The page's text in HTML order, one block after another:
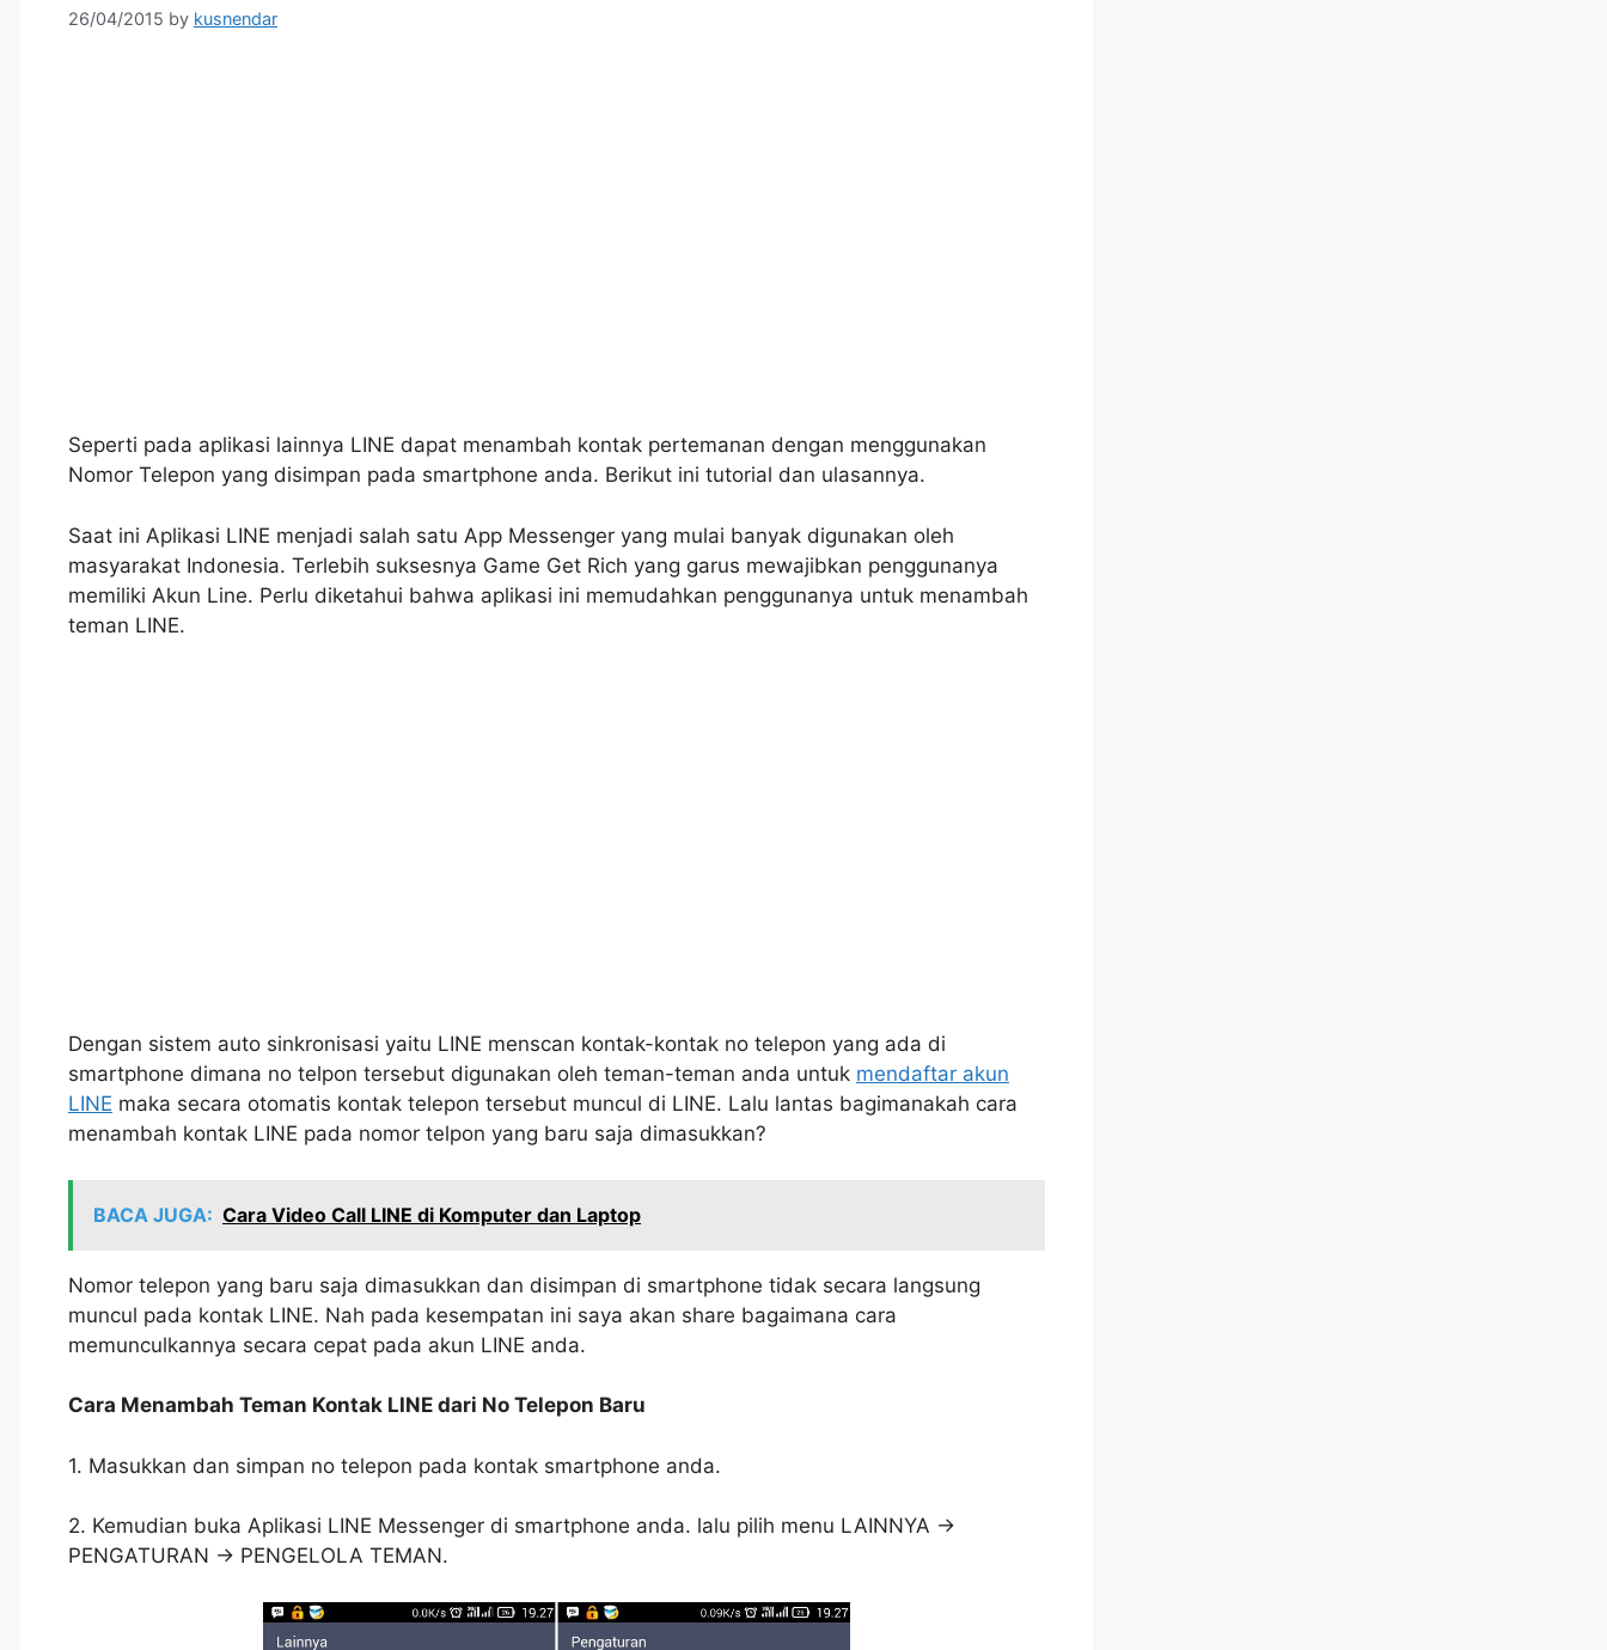
26/04/2015 by kusnendar
Seperti pada aplikasi lainnya LINE dapat menambah kontak pertemanan dengan menggunakan
Nomor Telepon yang disimpan pada smartphone anda. Berikut ini tutorial dan ulasannya.
Saat ini Aplikasi LINE menjadi salah satu App Messenger yang mulai banyak digunakan oleh
masyarakat Indonesia. Terlebih suksesnya Game Get Rich yang garus mewajibkan penggunanya
memiliki Akun Line. Perlu diketahui bahwa aplikasi ini memudahkan penggunanya untuk menambah
teman LINE.
Dengan sistem auto sinkronisasi yaitu LINE menscan kontak-kontak no telepon yang ada di
smartphone dimana no telpon tersebut digunakan oleh teman-teman anda untuk mendaftar akun
LINE maka secara otomatis kontak telepon tersebut muncul di LINE. Lalu lantas bagimanakah cara
menambah kontak LINE pada nomor telpon yang baru saja dimasukkan?
BACA JUGA: Cara Video Call LINE di Komputer dan Laptop
Nomor telepon yang baru saja dimasukkan dan disimpan di smartphone tidak secara langsung
muncul pada kontak LINE. Nah pada kesempatan ini saya akan share bagaimana cara
memunculkannya secara cepat pada akun LINE anda.
Cara Menambah Teman Kontak LINE dari No Telepon Baru
1. Masukkan dan simpan no telepon pada kontak smartphone anda.
2. Kemudian buka Aplikasi LINE Messenger di smartphone anda. lalu pilih menu LAINNYA ->
PENGATURAN -> PENGELOLA TEMAN.